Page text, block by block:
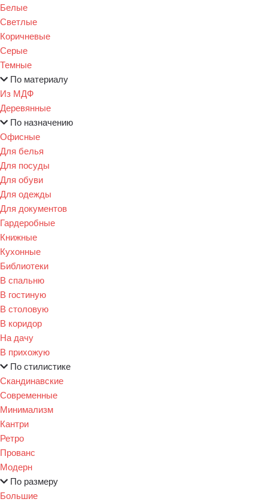
Белые
Светлые
Коричневые
Серые
Темные
По материалу
Из МДФ
Деревянные
По назначению
Офисные
Для белья
Для посуды
Для обуви
Для одежды
Для документов
Гардеробные
Книжные
Кухонные
Библиотеки
В спальню
В гостиную
В столовую
В коридор
На дачу
В прихожую
По стилистике
Скандинавские
Современные
Минимализм
Кантри
Ретро
Прованс
Модерн
По размеру
Большие